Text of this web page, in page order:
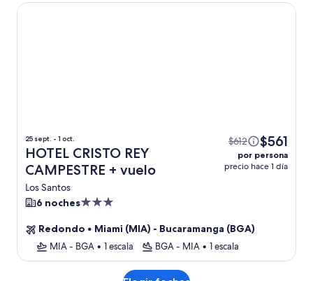
25 sept. - 1 oct.
HOTEL CRISTO REY
CAMPESTRE + vuelo
Los Santos
$612 $561
por persona
precio hace 1 día
6 nochesPropiedad
3.0
estrellas
Redondo • Miami (MIA) - Bucaramanga (BGA)
MIA - BGA • 1 escala BGA - MIA • 1 escala
HOTEL CRISTO REY CAMPESTRE